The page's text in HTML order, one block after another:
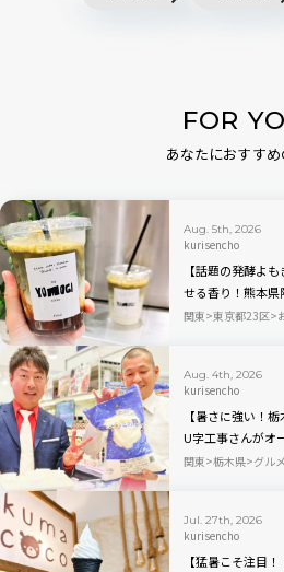
FOR
あなたにおすす
Aug. 5th, 2026
kurisencho
【話題の発酵よ
せる香り！熊本
「BETWEEN by
関東 東京都23区
Aug. 4th, 2026
kurisencho
【暑さに強い！
U字工事さんがオ
関東 栃木県 グルメ
Jul. 27th, 2026
kurisencho
【猛暑こそ注目